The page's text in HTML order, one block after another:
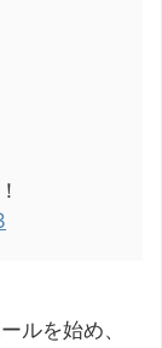
ルを始め、